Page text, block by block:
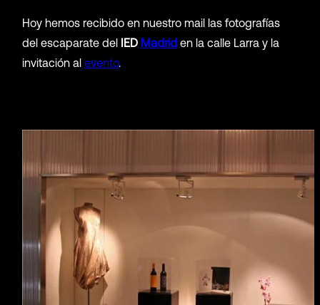
Hoy hemos recibido en nuestro mail las fotografías
del escaparate del IED Madriden la calle Larra y la
invitación al evento.